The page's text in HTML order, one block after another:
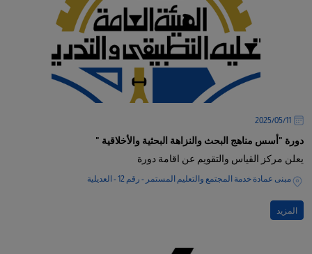
11‏/05‏/2025
دورة "أسس مناهج البحث والنزاهة البحثية والأخلاقية "
يعلن مركز القياس والتقويم عن اقامة دورة
مبنى عمادة خدمة المجتمع والتعليم المستمر - رقم 12 - العديلية
المزيد